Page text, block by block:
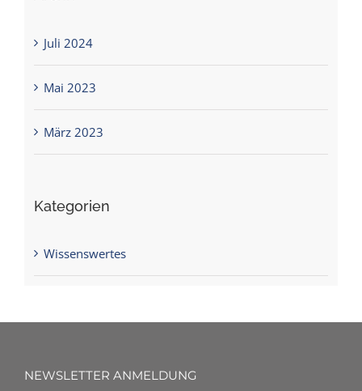
Juli 2024
Mai 2023
März 2023
Kategorien
Wissenswertes
NEWSLETTER ANMELDUNG